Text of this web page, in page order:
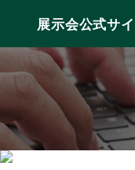
展示会公式サ